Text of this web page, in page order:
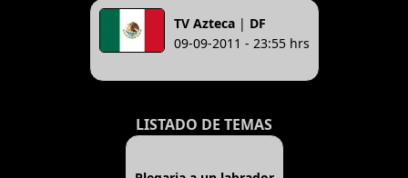
TV Azteca| DF
09-09-2011 - 23:55 hrs
LISTADO DE TEMAS